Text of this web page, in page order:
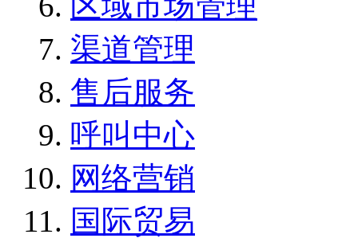
渠道管理
售后服务
呼叫中心
网络营销
国际贸易